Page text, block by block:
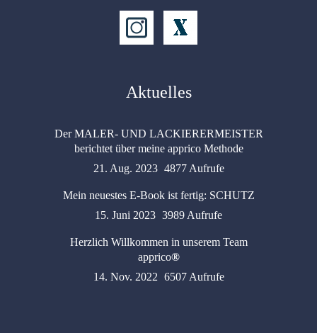
Aktuelles
Der MALER- UND LACKIERERMEISTER
berichtet über meine apprico Methode
21. Aug. 2023 4877 Aufrufe
Mein neuestes E-Book ist fertig: SCHUTZ
15. Juni 2023 3989 Aufrufe
Herzlich Willkommen in unserem Team
apprico®
14. Nov. 2022 6507 Aufrufe